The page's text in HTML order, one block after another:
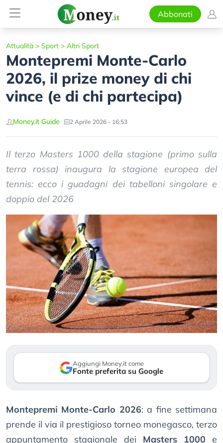
Abbonati
Attualità > Sport > Altri Sport
Montepremi Monte-Carlo
2026, il prize money di chi
vince (e di chi partecipa)
Money.it Guide 2 Aprile 2026 - 16:53
Il terzo Masters 1000 della stagione (primo sulla
terra rossa) inaugura la stagione europea del
tennis: ecco i guadagni dei tabelloni singolare e
doppio del 2026
Aggiungi Money.it come
Fonte preferita su Google
Montepremi Monte-Carlo 2026: a fine settimana
prende il via il prestigioso torneo monegasco, terzo
appuntamento stagionale dei Masters 1000 e